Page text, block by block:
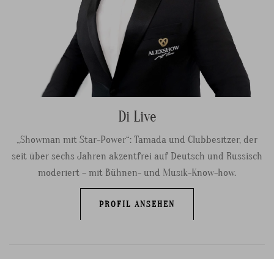
Di Live
„Showman mit Star-Power“: Tamada und Clubbesitzer, der
seit über sechs Jahren akzentfrei auf Deutsch und Russisch
moderiert – mit Bühnen- und Musik-Know-how.
PROFIL ANSEHEN